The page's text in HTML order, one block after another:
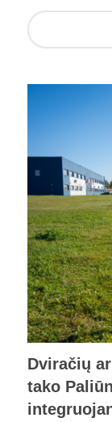
Dviračių
tako